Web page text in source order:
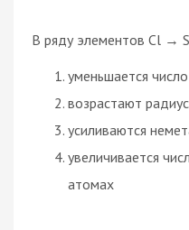
В ряду элементов Cl →
уменьшается
возрастают
усиливаются
увеличивается
атомах